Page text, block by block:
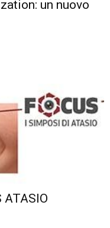
un nuovo
ATASIO